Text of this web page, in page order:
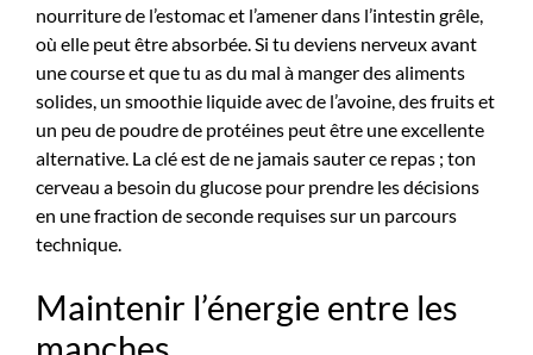
nourriture de l’estomac et l’amener dans l’intestin grêle,
où elle peut être absorbée. Si tu deviens nerveux avant
une course et que tu as du mal à manger des aliments
solides, un smoothie liquide avec de l’avoine, des fruits et
un peu de poudre de protéines peut être une excellente
alternative. La clé est de ne jamais sauter ce repas ; ton
cerveau a besoin du glucose pour prendre les décisions
en une fraction de seconde requises sur un parcours
technique.
Maintenir l’énergie entre les